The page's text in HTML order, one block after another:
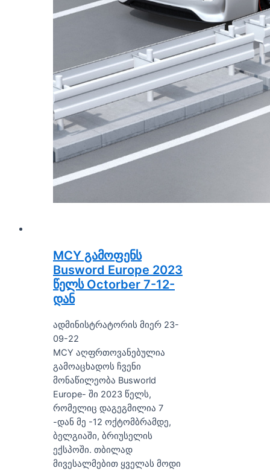
MCY გამოფენს
Busword Europe 2023
წელს Octorber 7-12-
დან
ადმინისტრატორის მიერ 23-
09-22
MCY აღფრთოვანებულია
გამოაცხადოს ჩვენი
მონაწილეობა Busworld
Europe- ში 2023 წელს,
რომელიც დაგეგმილია 7
-დან მე -12 ოქტომბრამდე,
ბელგიაში, ბრიუსელის
ექსპოში. თბილად
მივესალმებით ყველას მოდი